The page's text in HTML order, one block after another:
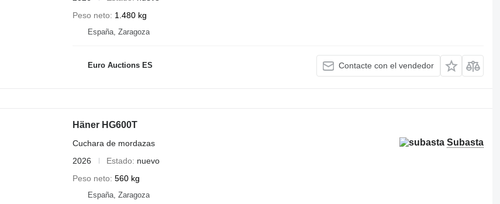
Peso neto
1.480 kg
España, Zaragoza
Euro Auctions ES Contacte con el vendedor
Häner HG600T
Subasta
Cuchara de mordazas
2026
Estado
nuevo
Peso neto 560 kg
España, Zaragoza